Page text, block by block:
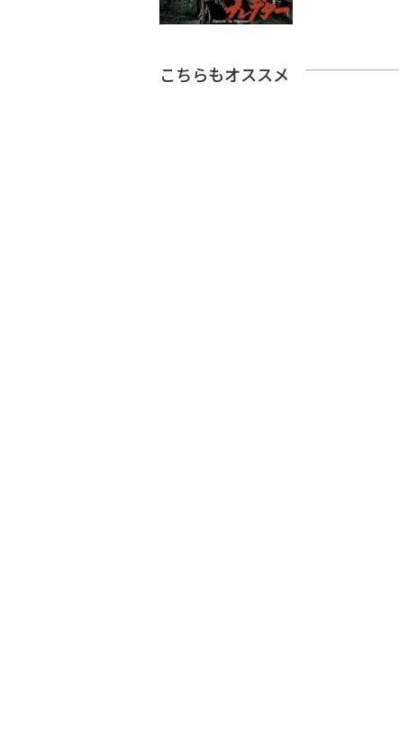
こちらもオススメ